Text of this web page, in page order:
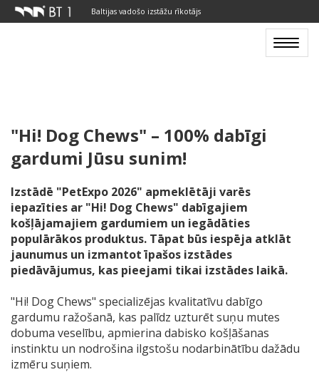
Baltijas vadošo izstāžu rīkotājs
Toggle
"Hi! Dog Chews" – 100% dabīgi
gardumi Jūsu sunim!
Izstādē "PetExpo 2026" apmeklētāji varēs
iepazīties ar "Hi! Dog Chews" dabīgajiem
košļājamajiem gardumiem un iegādāties
populārākos produktus. Tāpat būs iespēja atklāt
jaunumus un izmantot īpašos izstādes
piedāvājumus, kas pieejami tikai izstādes laikā.
"Hi! Dog Chews" specializējas kvalitatīvu dabīgo
gardumu ražošanā, kas palīdz uzturēt suņu mutes
dobuma veselību, apmierina dabisko košļāšanas
instinktu un nodrošina ilgstošu nodarbinātību dažādu
izmēru suņiem.